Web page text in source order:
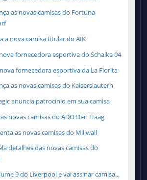
as novas camisas do Fortuna
a nova camisa titular do AIK
fornecedora esportiva do Schalke 04
fornecedora esportiva da La Fiorita
as novas camisas do Kaiserslautern
anuncia patrocínio em sua camisa
novas camisas do ADO Den Haag
as novas camisas do Millwall
detalhes das novas camisas do
9 do Liverpool e vai assinar camisa...